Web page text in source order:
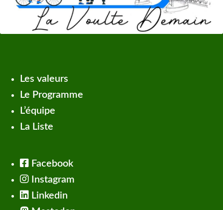
Les valeurs
Le Programme
L’équipe
La Liste
Facebook
Instagram
Linkedin